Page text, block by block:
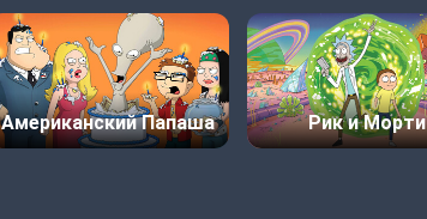
Американский Папаша Рик и Морти